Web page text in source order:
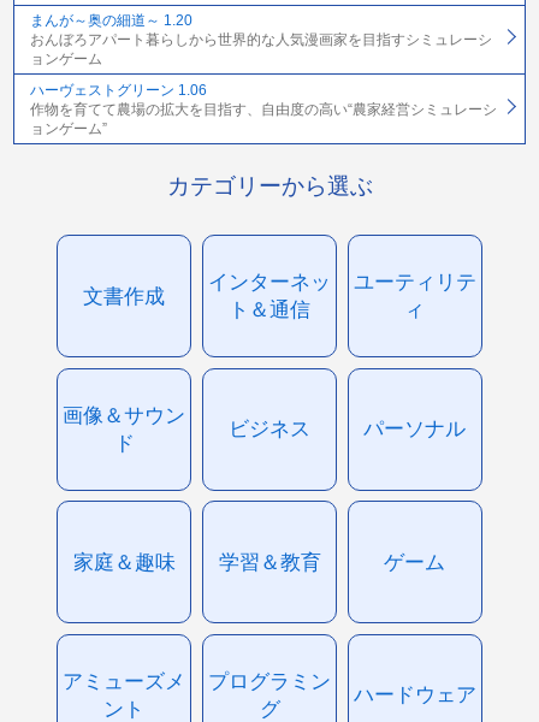
まんが～奥の細道～ 1.20
おんぼろアパート暮らしから世界的な人気漫画家を目指すシミュレーシ
ョンゲーム
ハーヴェストグリーン 1.06
作物を育てて農場の拡大を目指す、自由度の高い“農家経営シミュレーシ
ョンゲーム”
カテゴリーから選ぶ
文書作成
インターネッ
ト＆通信
ユーティリテ
ィ
画像＆サウン
ド
ビジネス パーソナル
家庭＆趣味 学習＆教育 ゲーム
アミューズメ
ント
プログラミン
グ
ハードウェア